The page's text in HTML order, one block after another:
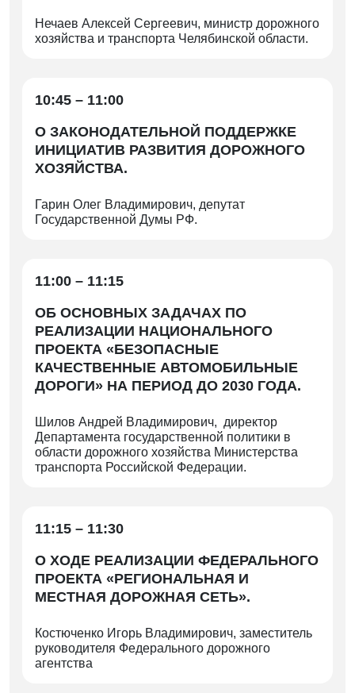
Нечаев Алексей Сергеевич, министр дорожного
хозяйства и транспорта Челябинской области.
10:45 – 11:00
О ЗАКОНОДАТЕЛЬНОЙ ПОДДЕРЖКЕ
ИНИЦИАТИВ РАЗВИТИЯ ДОРОЖНОГО
ХОЗЯЙСТВА.
Гарин Олег Владимирович, депутат
Государственной Думы РФ.
11:00 – 11:15
ОБ ОСНОВНЫХ ЗАДАЧАХ ПО
РЕАЛИЗАЦИИ НАЦИОНАЛЬНОГО
ПРОЕКТА «БЕЗОПАСНЫЕ
КАЧЕСТВЕННЫЕ АВТОМОБИЛЬНЫЕ
ДОРОГИ» НА ПЕРИОД ДО 2030 ГОДА.
Шилов Андрей Владимирович, директор
Департамента государственной политики в
области дорожного хозяйства Министерства
транспорта Российской Федерации.
11:15 – 11:30
О ХОДЕ РЕАЛИЗАЦИИ ФЕДЕРАЛЬНОГО
ПРОЕКТА «РЕГИОНАЛЬНАЯ И
МЕСТНАЯ ДОРОЖНАЯ СЕТЬ».
Костюченко Игорь Владимирович, заместитель
руководителя Федерального дорожного
агентства